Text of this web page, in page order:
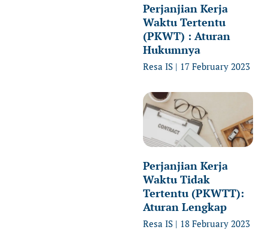
Perjanjian Kerja
Waktu Tertentu
(PKWT) : Aturan
Hukumnya
Resa IS 17 February 2023
Perjanjian Kerja
Waktu Tidak
Tertentu (PKWTT):
Aturan Lengkap
Resa IS 18 February 2023